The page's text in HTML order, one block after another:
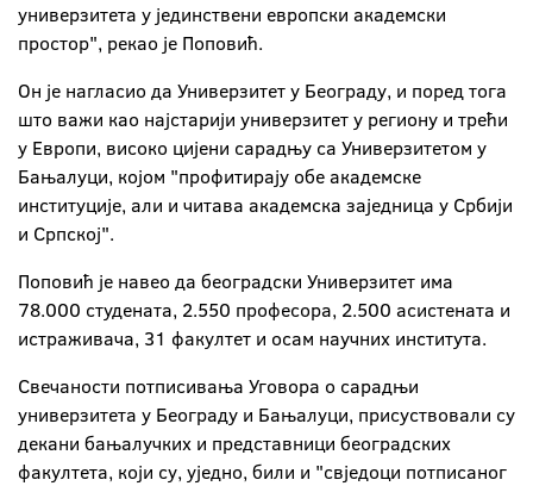
универзитета у јединствени европски академски
простор", рекао је Поповић.
Он је нагласио да Универзитет у Београду, и поред тога
што важи као најстарији универзитет у региону и трећи
у Европи, високо цијени сарадњу са Универзитетом у
Бањалуци, којом "профитирају обе академске
институције, али и читава академска заједница у Србији
и Српској".
Поповић је навео да београдски Универзитет има
78.000 студената, 2.550 професора, 2.500 асистената и
истраживача, 31 факултет и осам научних института.
Свечаности потписивања Уговора о сарадњи
универзитета у Београду и Бањалуци, присуствовали су
декани бањалучких и представници београдских
факултета, који су, уједно, били и "свједоци потписаног